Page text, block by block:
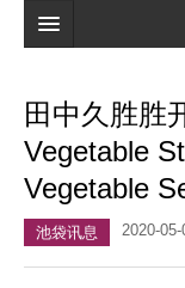
地图
最新信息
口碑
我的页面
田中久胜胜
Vegetable
Vegetable
池袋讯息 2020-05-